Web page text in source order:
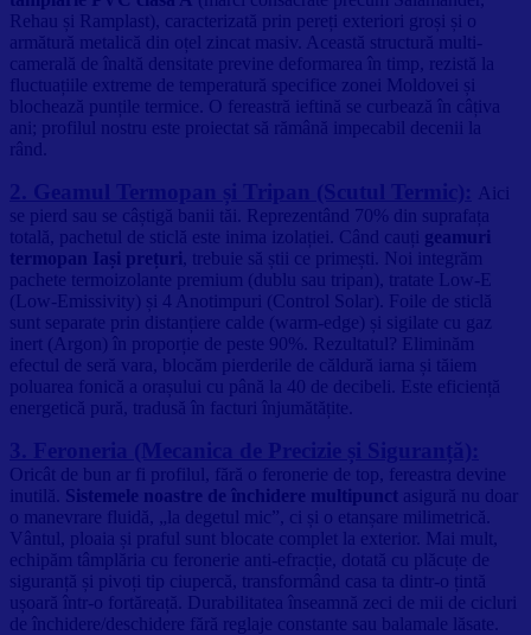
Rehau și Ramplast), caracterizată prin pereți exteriori groși și o
armătură metalică din oțel zincat masiv. Această structură multi-
camerală de înaltă densitate previne deformarea în timp, rezistă la
fluctuațiile extreme de temperatură specifice zonei Moldovei și
blochează punțile termice. O fereastră ieftină se curbează în câțiva
ani; profilul nostru este proiectat să rămână impecabil decenii la
rând.
Aici
se pierd sau se câștigă banii tăi. Reprezentând 70% din suprafața
totală, pachetul de sticlă este inima izolației. Când cauți geamuri
termopan Iași prețuri , trebuie să știi ce primești. Noi integrăm
pachete termoizolante premium (dublu sau tripan), tratate Low-E
(Low-Emissivity) și 4 Anotimpuri (Control Solar). Foile de sticlă
sunt separate prin distanțiere calde (warm-edge) și sigilate cu gaz
inert (Argon) în proporție de peste 90%. Rezultatul? Eliminăm
efectul de seră vara, blocăm pierderile de căldură iarna și tăiem
poluarea fonică a orașului cu până la 40 de decibeli. Este eficiență
energetică pură, tradusă în facturi înjumătățite.
Oricât de bun ar fi profilul, fără o feronerie de top, fereastra devine
inutilă. Sistemele noastre de închidere multipunct asigură nu doar
o manevrare fluidă, „la degetul mic”, ci și o etanșare milimetrică.
Vântul, ploaia și praful sunt blocate complet la exterior. Mai mult,
echipăm tâmplăria cu feronerie anti-efracție, dotată cu plăcuțe de
siguranță și pivoți tip ciupercă, transformând casa ta dintr-o țintă
ușoară într-o fortăreață. Durabilitatea înseamnă zeci de mii de cicluri
de închidere/deschidere fără reglaje constante sau balamale lăsate.